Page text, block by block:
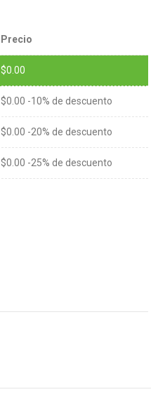
Precio
$0.00
$0.00 -10% de descuento
$0.00 -20% de descuento
$0.00 -25% de descuento